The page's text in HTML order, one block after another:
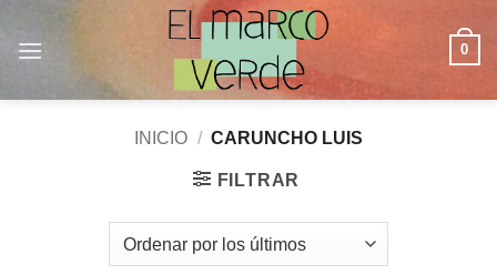
0
INICIO / CARUNCHO LUIS
FILTRAR